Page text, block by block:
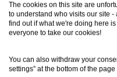
The cookies on this site are
to understand who visits our site
find out if what we're doing here
everyone to take our cookies!
You can also withdraw your
settings” at the bottom of the